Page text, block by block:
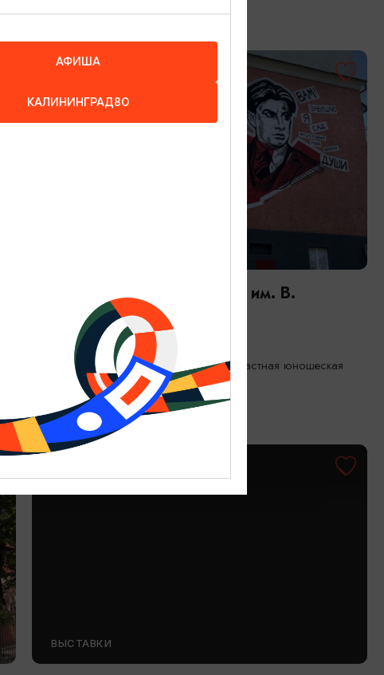
Мероприятия в Библиотеке им. В.
Маяковского | АВГУСТ
01.08.2026 - 31.08.2026
Калининград, Калининградская областная юношеская
библиотека им. В. Маяковского
ВЫСТАВКИ
АФИША
КАЛИНИНГРАД80